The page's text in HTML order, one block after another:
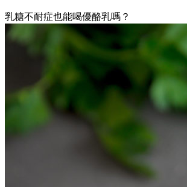
乳糖不耐症也能喝優酪乳嗎？